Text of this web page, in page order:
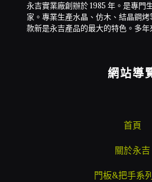
永吉實業廠創辦於 1985 年。是專門
家。專業生產水晶、仿木、結晶鋼烤
款新是永吉產品的最大的特色。多年
網站導
首頁
關於永吉
門板&把手系